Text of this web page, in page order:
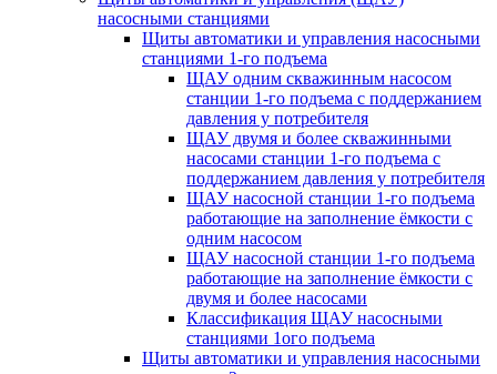
насосными станциями
Щиты автоматики и управления насосными
станциями 1-го подъема
ЩАУ одним скважинным насосом
станции 1-го подъема с поддержанием
давления у потребителя
ЩАУ двумя и более скважинными
насосами станции 1-го подъема с
поддержанием давления у потребителя
ЩАУ насосной станции 1-го подъема
работающие на заполнение ёмкости с
одним насосом
ЩАУ насосной станции 1-го подъема
работающие на заполнение ёмкости с
двумя и более насосами
Классификация ЩАУ насосными
станциями 1ого подъема
Щиты автоматики и управления насосными